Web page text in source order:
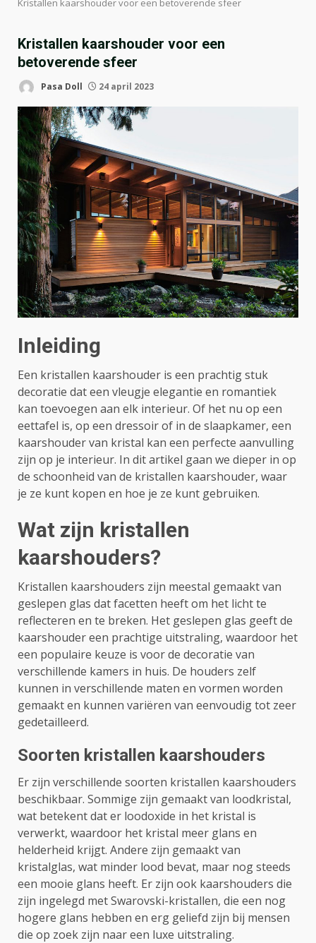
Kristallen kaarshouder voor een betoverende sfeer
Kristallen kaarshouder voor een
betoverende sfeer
Pasa Doll 24 april 2023
Inleiding
Een kristallen kaarshouder is een prachtig stuk
decoratie dat een vleugje elegantie en romantiek
kan toevoegen aan elk interieur. Of het nu op een
eettafel is, op een dressoir of in de slaapkamer, een
kaarshouder van kristal kan een perfecte aanvulling
zijn op je interieur. In dit artikel gaan we dieper in op
de schoonheid van de kristallen kaarshouder, waar
je ze kunt kopen en hoe je ze kunt gebruiken.
Wat zijn kristallen
kaarshouders?
Kristallen kaarshouders zijn meestal gemaakt van
geslepen glas dat facetten heeft om het licht te
reflecteren en te breken. Het geslepen glas geeft de
kaarshouder een prachtige uitstraling, waardoor het
een populaire keuze is voor de decoratie van
verschillende kamers in huis. De houders zelf
kunnen in verschillende maten en vormen worden
gemaakt en kunnen variëren van eenvoudig tot zeer
gedetailleerd.
Soorten kristallen kaarshouders
Er zijn verschillende soorten kristallen kaarshouders
beschikbaar. Sommige zijn gemaakt van loodkristal,
wat betekent dat er loodoxide in het kristal is
verwerkt, waardoor het kristal meer glans en
helderheid krijgt. Andere zijn gemaakt van
kristalglas, wat minder lood bevat, maar nog steeds
een mooie glans heeft. Er zijn ook kaarshouders die
zijn ingelegd met Swarovski-kristallen, die een nog
hogere glans hebben en erg geliefd zijn bij mensen
die op zoek zijn naar een luxe uitstraling.